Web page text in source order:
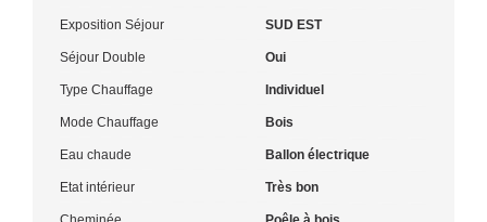
Exposition Séjour SUD EST
Séjour Double Oui
Type Chauffage Individuel
Mode Chauffage Bois
Eau chaude Ballon électrique
Etat intérieur Très bon